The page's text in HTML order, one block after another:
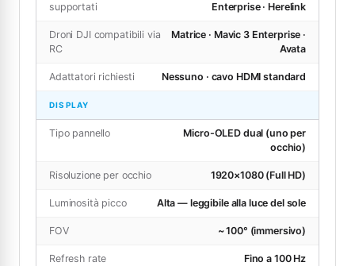
supportati Enterprise · Herelink
Droni DJI compatibili via
RC
Matrice · Mavic 3 Enterprise ·
Avata
Adattatori richiesti Nessuno · cavo HDMI standard
DISPLAY
Tipo pannello
Micro-OLED dual (uno per
occhio)
Risoluzione per occhio 1920×1080 (Full HD)
Luminosità picco Alta — leggibile alla luce del sole
FOV ~ 100° (immersivo)
Refresh rate Fino a 100 Hz